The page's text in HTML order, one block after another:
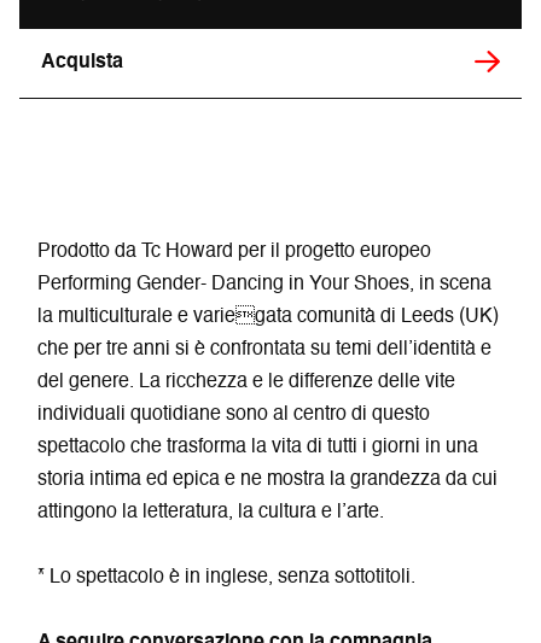
Acquista
Prodotto da Tc Howard per il progetto europeo
Performing Gender- Dancing in Your Shoes, in scena
la multiculturale e variegata comunità di Leeds (UK)
che per tre anni si è confrontata su temi dell’identità e
del genere. La ricchezza e le differenze delle vite
individuali quotidiane sono al centro di questo
spettacolo che trasforma la vita di tutti i giorni in una
storia intima ed epica e ne mostra la grandezza da cui
attingono la letteratura, la cultura e l’arte.
* Lo spettacolo è in inglese, senza sottotitoli.